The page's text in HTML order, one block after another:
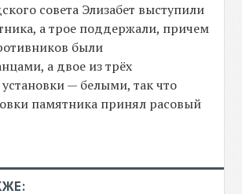
совета Элизабет выступили
а трое поддержали, причем
были
а двое из трёх
— белыми, так что
памятника принял расовый